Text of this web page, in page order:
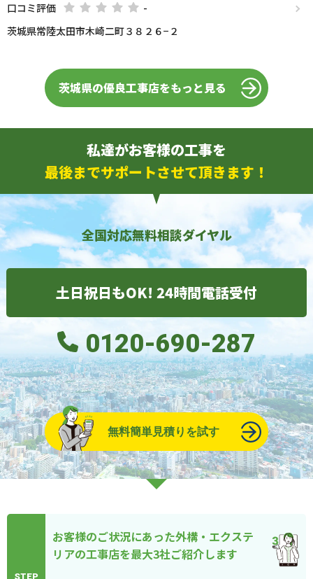
口コミ評価
-
茨城県常陸太田市木崎二町３８２６−２
茨城県の優良工事店をもっと見る
私達がお客様の工事を
最後までサポートさせて頂きます！
全国対応無料相談ダイヤル
土日祝日もOK! 24時間電話受付
0120-690-287
無料簡単見積りを試す
STEP
お客様のご状況にあった外構・エクステ
リアの工事店を最大3社ご紹介します